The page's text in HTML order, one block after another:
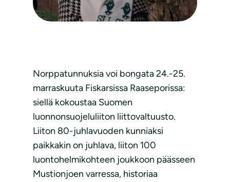
Norppatunnuksia voi bongata 24.-25.
marraskuuta Fiskarsissa Raaseporissa:
siellä kokoustaa Suomen
luonnonsuojeluliiton liittovaltuusto.
Liiton 80-juhlavuoden kunniaksi
paikkakin on juhlava, liiton 100
luontohelmikohteen joukkoon päässeen
Mustionjoen varressa, historiaa